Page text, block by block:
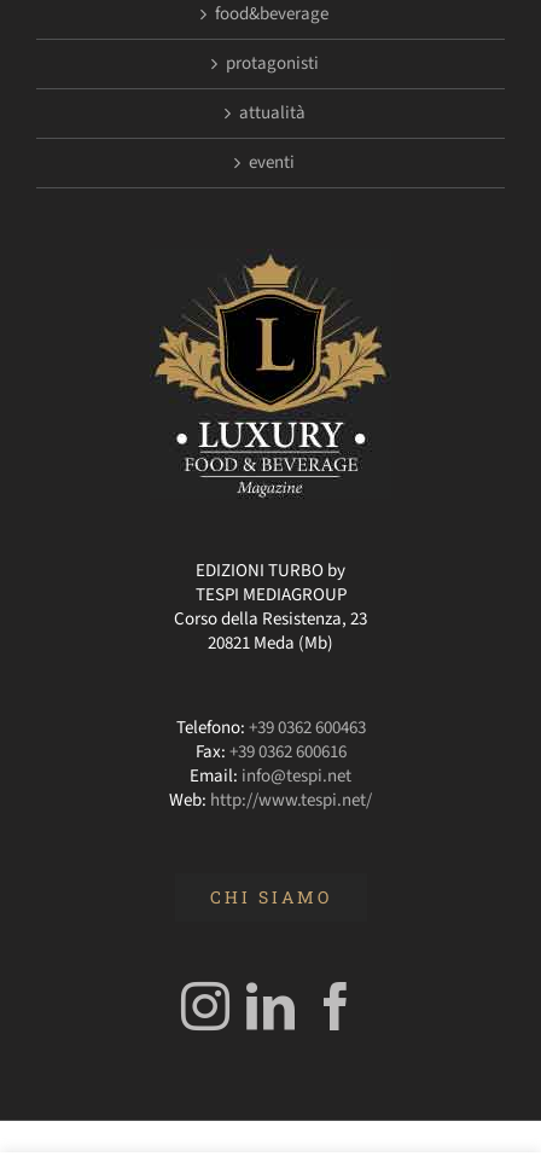
food&beverage
protagonisti
attualità
eventi
EDIZIONI TURBO by
TESPI MEDIAGROUP
Corso della Resistenza, 23
20821 Meda (Mb)
Telefono:+39 0362 600463
Fax:+39 0362 600616
Email: info@tespi.net
Web: http://www.tespi.net/
CHI SIAMO